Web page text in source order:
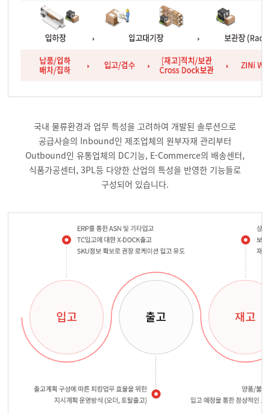
국내 물류환경과 업무 특성을 고려하여 개발된 솔루션으로
공급사슬의 Inbound인 제조업체의 원부자재 관리부터
Outbound인 유통업체의 DC기능, E-Commerce의 배송센터,
식품가공센터, 3PL등 다양한 산업의 특성을 반영한 기능들로
구성되어 있습니다.